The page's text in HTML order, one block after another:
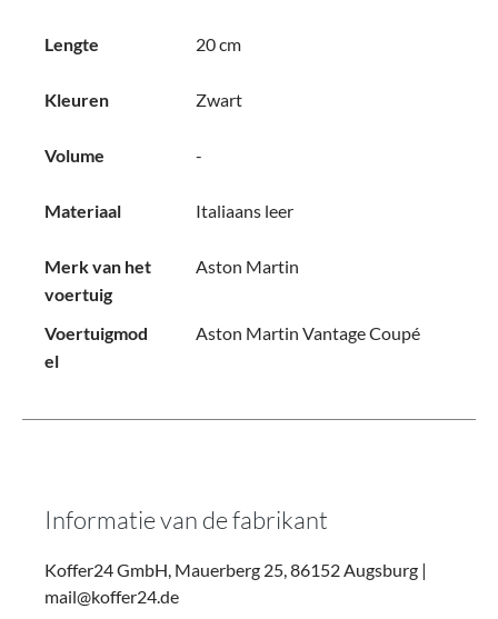
Lengte 20 cm
Kleuren Zwart
Volume -
Materiaal Italiaans leer
Merk van het
voertuig
Aston Martin
Voertuigmod
el
Aston Martin Vantage Coupé
Informatie van de fabrikant
Koffer24 GmbH, Mauerberg 25, 86152 Augsburg |
mail@koffer24.de